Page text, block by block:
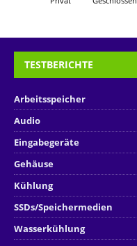
TESTBERICHTE
Arbeitsspeicher
Audio
Eingabegeräte
Gehäuse
Kühlung
SSDs/Speichermedien
Wasserkühlung